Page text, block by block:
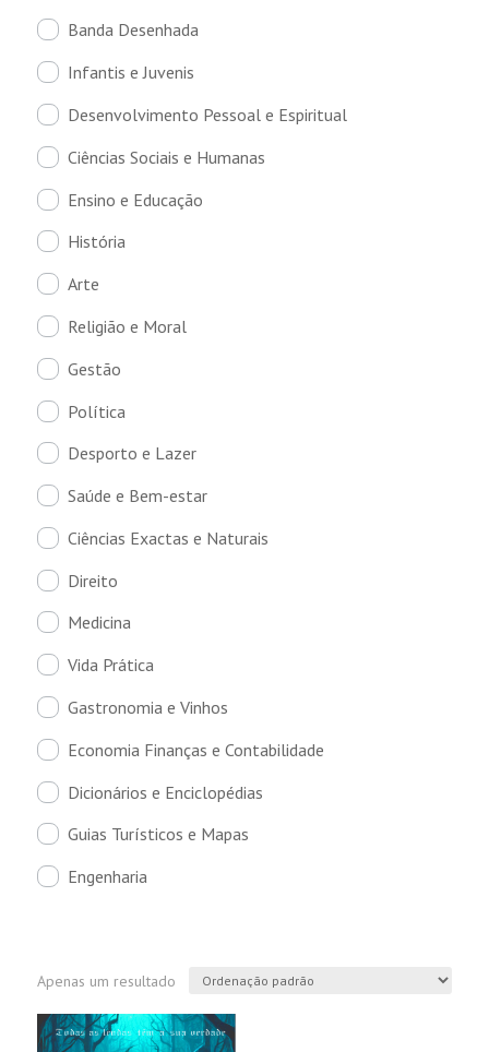
Banda Desenhada
Infantis e Juvenis
Desenvolvimento Pessoal e Espiritual
Ciências Sociais e Humanas
Ensino e Educação
História
Arte
Religião e Moral
Gestão
Política
Desporto e Lazer
Saúde e Bem-estar
Ciências Exactas e Naturais
Direito
Medicina
Vida Prática
Gastronomia e Vinhos
Economia Finanças e Contabilidade
Dicionários e Enciclopédias
Guias Turísticos e Mapas
Engenharia
Apenas um resultado